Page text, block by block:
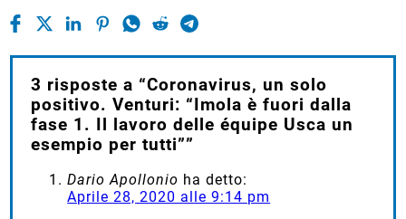
3 risposte a “Coronavirus, un solo
positivo. Venturi: “Imola è fuori dalla
fase 1. Il lavoro delle équipe Usca un
esempio per tutti””
Dario Apollonio ha detto:
Aprile 28, 2020 alle 9:14 pm